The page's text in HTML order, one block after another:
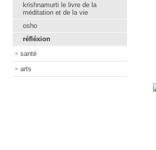
krishnamurti le livre de la
méditation et de la vie
osho
réfléxion
santé
arts